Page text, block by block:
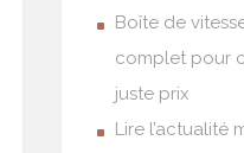
Boîte de
complet pour
juste prix
Lire l’actualité